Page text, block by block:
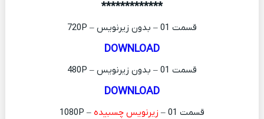
*************
قسمت 01 – بدون زیرنویس – 720P
DOWNLOAD
قسمت 01 – بدون زیرنویس – 480P
DOWNLOAD
قسمت 01 – زیرنویس چسبیده – 1080P